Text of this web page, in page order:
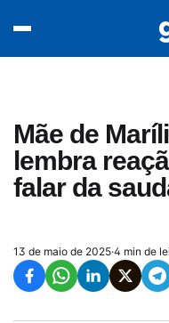
Mãe de
lembra
falar da
13 de maio de 2025·4 min de
acontece agora
entretenimento
vídeos
pod020